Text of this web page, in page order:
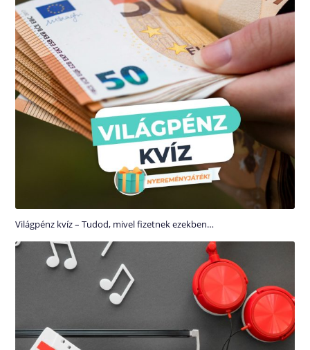
Világpénz kvíz – Tudod, mivel fizetnek ezekben…